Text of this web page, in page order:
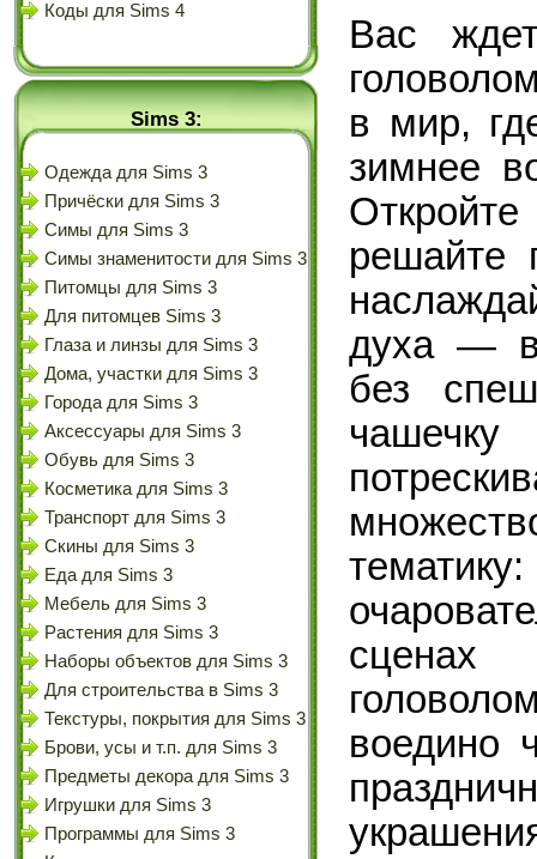
Коды для Sims 4
Sims 3:
Одежда для Sims 3
Причёски для Sims 3
Симы для Sims 3
Симы знаменитости для Sims 3
Питомцы для Sims 3
Для питомцев Sims 3
Глаза и линзы для Sims 3
Дома, участки для Sims 3
Города для Sims 3
Аксессуары для Sims 3
Обувь для Sims 3
Косметика для Sims 3
Транспорт для Sims 3
Скины для Sims 3
Еда для Sims 3
Мебель для Sims 3
Растения для Sims 3
Наборы объектов для Sims 3
Для строительства в Sims 3
Текстуры, покрытия для Sims 3
Брови, усы и т.п. для Sims 3
Предметы декора для Sims 3
Игрушки для Sims 3
Программы для Sims 3
Вас
в мир,
зимнее
решайте
духа —
без
воедино